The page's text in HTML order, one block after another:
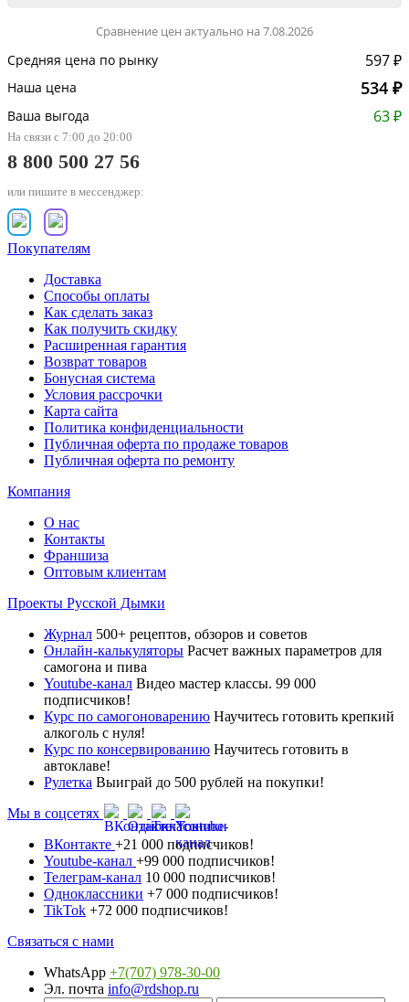
Сравнение цен актуально на 7.08.2026
Средняя цена по рынку 597 ₽
Наша цена 534 ₽
Ваша выгода 63 ₽
На связи с 7:00 до 20:00
8 800 500 27 56
или пишите в мессенджер:
Покупателям
Доставка
Способы оплаты
Как сделать заказ
Как получить скидку
Расширенная гарантия
Возврат товаров
Бонусная система
Условия рассрочки
Карта сайта
Политика конфиденциальности
Публичная оферта по продаже товаров
Публичная оферта по ремонту
Компания
О нас
Контакты
Франшиза
Оптовым клиентам
Проекты Русской Дымки
Журнал 500+ рецептов, обзоров и советов
Онлайн-калькуляторы Расчет важных параметров для
самогона и пива
Youtube-канал Видео мастер классы. 99 000
подписчиков!
Курс по самогоноварению Научитесь готовить крепкий
алкоголь с нуля!
Курс по консервированию Научитесь готовить в
автоклаве!
Рулетка Выиграй до 500 рублей на покупки!
Мы в соцсетях
ВКонтакте +21 000 подписчиков!
Youtube-канал +99 000 подписчиков!
Телеграм-канал 10 000 подписчиков!
Одноклассники +7 000 подписчиков!
TikTok +72 000 подписчиков!
Связаться с нами
WhatsApp +7(707) 978-30-00
Эл. почта info@rdshop.ru